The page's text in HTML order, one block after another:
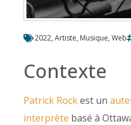
2022, Artiste, Musique, Web
Contexte
Patrick Rockest un
interprète basé à